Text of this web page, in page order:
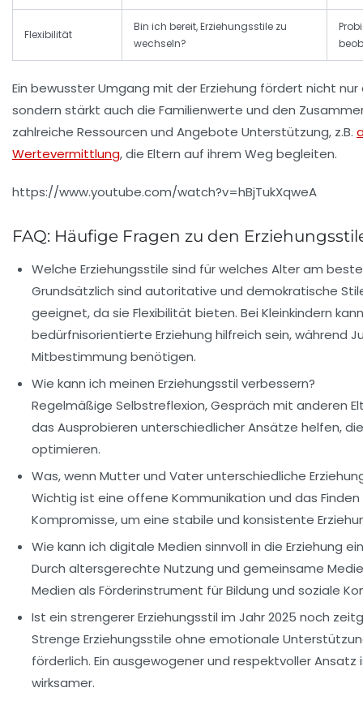
Flexibilität
Bin ich bereit, Erziehungsstile zu
wechseln?
Ein bewusster Umgang mit der Erziehung fördert nicht nur
sondern stärkt auch die Familienwerte und den
zahlreiche Ressourcen und Angebote Unterstützung, z.B.
Wertevermittlung, die Eltern auf ihrem Weg begleiten.
https://www.youtube.com/watch?v=hBjTukXqweA
FAQ: Häufige Fragen zu den
Welche Erziehungsstile sind für welches Alter am
Grundsätzlich sind autoritative und demokratische
geeignet, da sie Flexibilität bieten. Bei Kleinkindern
bedürfnisorientierte Erziehung hilfreich sein, während
Mitbestimmung benötigen.
Wie kann ich meinen Erziehungsstil verbessern?
Regelmäßige Selbstreflexion, Gespräch mit anderen
das Ausprobieren unterschiedlicher Ansätze helfen,
optimieren.
Was, wenn Mutter und Vater unterschiedliche
Wichtig ist eine offene Kommunikation und das
Kompromisse, um eine stabile und konsistente
Wie kann ich digitale Medien sinnvoll in die Erziehung
Durch altersgerechte Nutzung und gemeinsame
Medien als Förderinstrument für Bildung und soziale
Ist ein strengerer Erziehungsstil im Jahr 2025 noch
Strenge Erziehungsstile ohne emotionale
förderlich. Ein ausgewogener und respektvoller
wirksamer.